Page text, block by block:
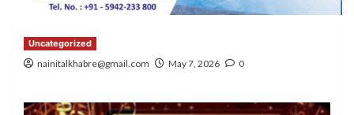
Uncategorized
nainitalkhabre@gmail.com May 7, 2026 0